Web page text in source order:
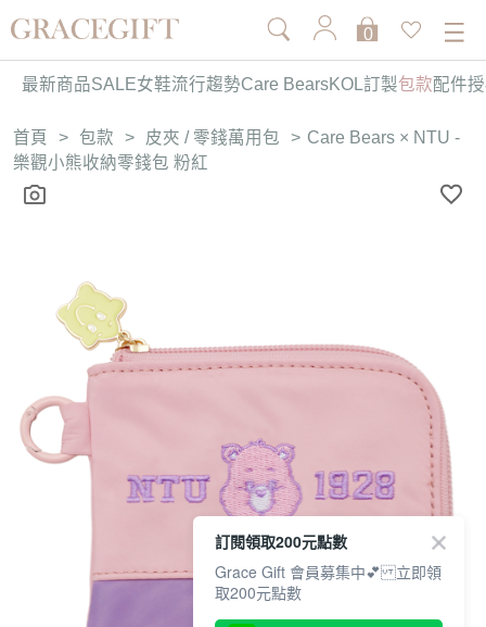
0
最新商品SALE女鞋流行趨勢Care BearsKOL訂製包款配件
首頁 > 包款 > 皮夾 / 零錢萬用包 > Care Bears × NTU -
樂觀小熊收納零錢包 粉紅
訂閱領取200元點數
Grace Gift 會員募集中💕 立即領
取200元點數